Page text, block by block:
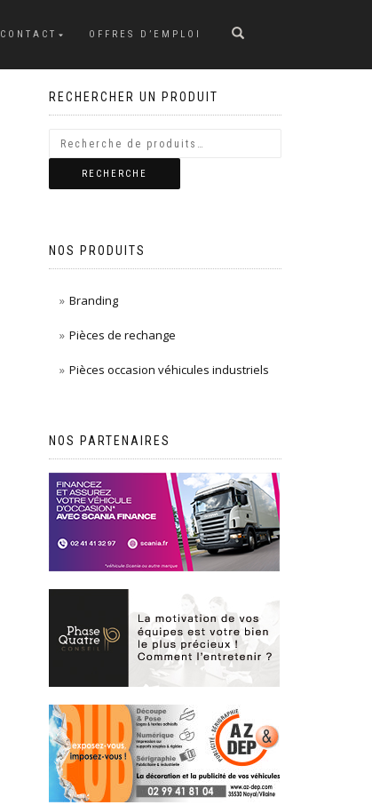
CONTACT OFFRES D’EMPLOI
RECHERCHER UN PRODUIT
RECHERCHE
NOS PRODUITS
Branding
Pièces de rechange
Pièces occasion véhicules industriels
NOS PARTENAIRES